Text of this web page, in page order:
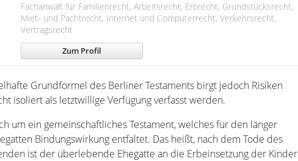
Fachanwalt für Familienrecht, Arbeitsrecht, Erbrecht, Grundstücksrecht,
Miet- und Pachtrecht, Internet und Computerrecht, Verkehrsrecht,
Vertragsrecht
Zum Profil
Grundformel des Berliner Testaments birgt jedoch Risiken
isoliert als letztwillige Verfügung verfasst werden.
um ein gemeinschaftliches Testament, welches für den länger
Bindungswirkung entfaltet. Das heißt, nach dem Tode des
ist der überlebende Ehegatte an die Erbeinsetzung der Kinder